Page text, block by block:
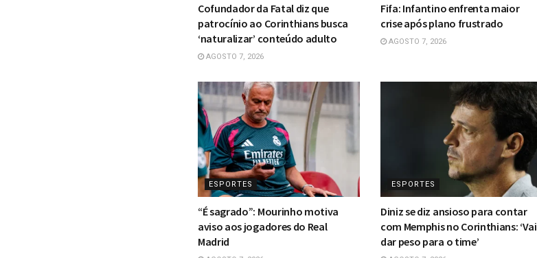
Cofundador da Fatal diz que
patrocínio ao Corinthians busca
‘naturalizar’ conteúdo adulto
AGOSTO 7, 2026
Fifa: Infantino enfrenta maior
crise após plano frustrado
AGOSTO 7, 2026
ESPORTES
“É sagrado”: Mourinho motiva
aviso aos jogadores do Real
Madrid
ESPORTES
Diniz se diz ansioso para contar
com Memphis no Corinthians: ‘Vai
dar peso para o time’